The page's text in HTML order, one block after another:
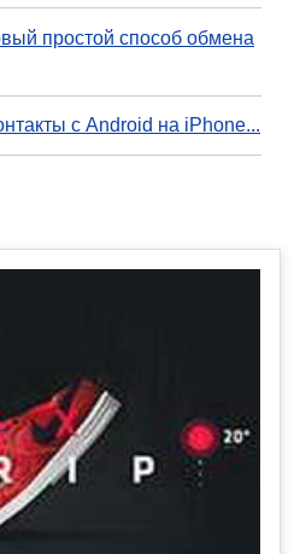
простой способ обмена
с Android на iPhone...